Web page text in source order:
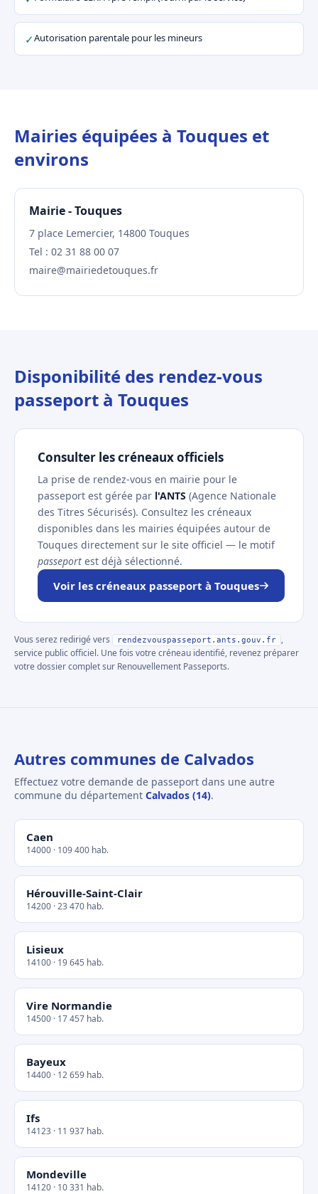
✓Autorisation parentale pour les mineurs
Mairies équipées à Touques et
environs
Mairie - Touques
7 place Lemercier, 14800 Touques
Tel : 02 31 88 00 07
maire@mairiedetouques.fr
Disponibilité des rendez-vous
passeport à Touques
Consulter les créneaux officiels
La prise de rendez-vous en mairie pour le
passeport est gérée par l'ANTS (Agence Nationale
des Titres Sécurisés). Consultez les créneaux
disponibles dans les mairies équipées autour de
Touques directement sur le site officiel — le motif
passeport est déjà sélectionné.
Voir les créneaux passeport à Touques
Vous serez redirigé vers rendezvouspasseport.ants.gouv.fr
,
service public officiel. Une fois votre créneau identifié, revenez préparer
votre dossier complet sur Renouvellement Passeports.
Autres communes de Calvados
Effectuez votre demande de passeport dans une autre
commune du département Calvados (14).
Caen
14000 · 109 400 hab.
Hérouville-Saint-Clair
14200 · 23 470 hab.
Lisieux
14100 · 19 645 hab.
Vire Normandie
14500 · 17 457 hab.
Bayeux
14400 · 12 659 hab.
Ifs
14123 · 11 937 hab.
Mondeville
14120 · 10 331 hab.